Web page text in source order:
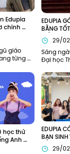
Edupia
chinh
giáo
từng
hóa ước
người bản
EDUPIA
BẰNG
TIẾNG
THƯƠNG
29/
Sáng
Đại học
2023 và
sinh viên
trường
được
học thử
Anh
EDUPIA
BẠN SINH
GIAO29/